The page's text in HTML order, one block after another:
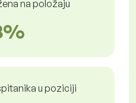
na položaju
u poziciji